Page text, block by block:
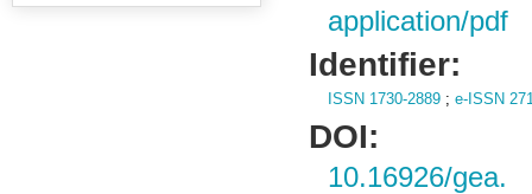
application/pdf
Identifier:
ISSN 1730-2889 ;e-ISSN
DOI:
10.16926/gea.